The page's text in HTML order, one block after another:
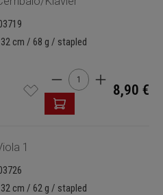
cm / 68 g / stapled
Product Quantity:
8,90 €
1
cm / 62 g / stapled